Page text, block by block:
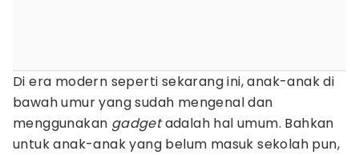
Di era modern seperti sekarang ini, anak-anak di
bawah umur yang sudah mengenal dan
menggunakan gadgetadalah hal umum. Bahkan
untuk anak-anak yang belum masuk sekolah pun,